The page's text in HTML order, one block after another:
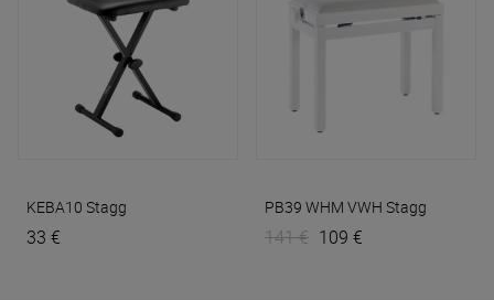
KEBA10 Stagg
33 €
PB39 WHM VWH Stagg
141 € 109 €